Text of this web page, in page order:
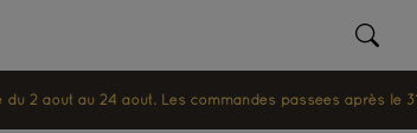
2 août au 24 août. Les commandes passées après le